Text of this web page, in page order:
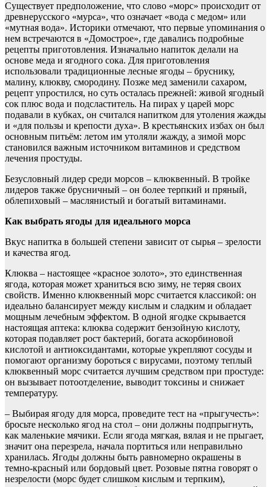
Существует предположение, что слово «морс» происходит от
древнерусского «мурса», что означает «вода с медом» или
«мутная вода». Историки отмечают, что первые упоминания о
нем встречаются в «Домострое», где давались подробные
рецепты приготовления. Изначально напиток делали на
основе меда и ягодного сока. Для приготовления
использовали традиционные лесные ягоды – бруснику,
малину, клюкву, смородину. Позже мед заменили сахаром,
рецепт упростился, но суть осталась прежней: живой ягодный
сок плюс вода и подсластитель. На пирах у царей морс
подавали в кубках, он считался напитком для утоления жажды
и «для пользы и крепости духа». В крестьянских избах он был
основным питьём: летом им утоляли жажду, а зимой морс
становился важным источником витаминов и средством
лечения простуды.
Безусловный лидер среди морсов – клюквенный. В тройке
лидеров также брусничный – он более терпкий и пряный,
облепиховый – маслянистый и богатый витаминами.
Как выбрать ягоды для идеального морса
Вкус напитка в большей степени зависит от сырья – зрелости
и качества ягод.
Клюква – настоящее «красное золото», это единственная
ягода, которая может храниться всю зиму, не теряя своих
свойств. Именно клюквенный морс считается классикой: он
идеально балансирует между кислым и сладким и обладает
мощным лечебным эффектом. В одной ягодке скрывается
настоящая аптека: клюква содержит бензойную кислоту,
которая подавляет рост бактерий, богата аскорбиновой
кислотой и антиоксидантами, которые укрепляют сосуды и
помогают организму бороться с вирусами, поэтому теплый
клюквенный морс считается лучшим средством при простуде:
он вызывает потоотделение, выводит токсины и снижает
температуру.
– Выбирая ягоду для морса, проведите тест на «прыгучесть»:
бросьте несколько ягод на стол – они должны подпрыгнуть,
как маленькие мячики. Если ягода мягкая, вялая и не прыгает,
значит она перезрела, начала портиться или неправильно
хранилась. Ягоды должны быть равномерно окрашены в
темно-красный или бордовый цвет. Розовые пятна говорят о
незрелости (морс будет слишком кислым и терпким),